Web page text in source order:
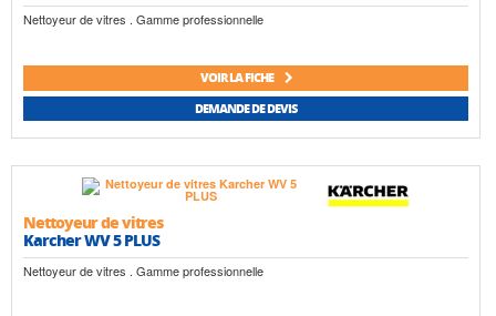
Nettoyeur de vitres . Gamme professionnelle
VOIR LA FICHE
DEMANDE DE DEVIS
Nettoyeur de vitres
Karcher WV 5 PLUS
Nettoyeur de vitres . Gamme professionnelle